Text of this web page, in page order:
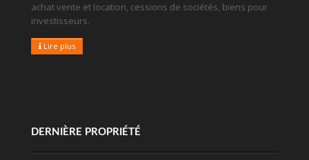
achat vente et location, cessions de sociétés, biens pour
investisseurs.
Lire plus
DERNIÈRE PROPRIÉTÉ